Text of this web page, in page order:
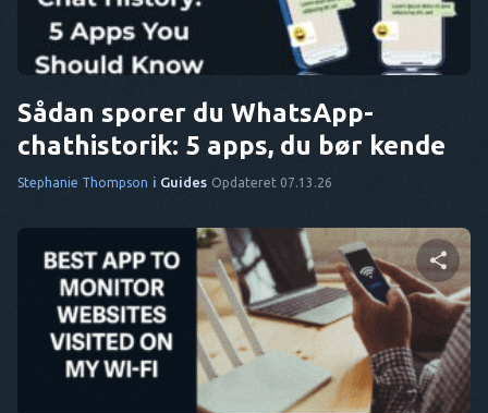
Facebook Kopier link
Sådan sporer du WhatsApp-
chathistorik: 5 apps, du bør kende
Stephanie Thompson i Guides Opdateret 07.13.26
Del denne artikel
Facebook Kopier link